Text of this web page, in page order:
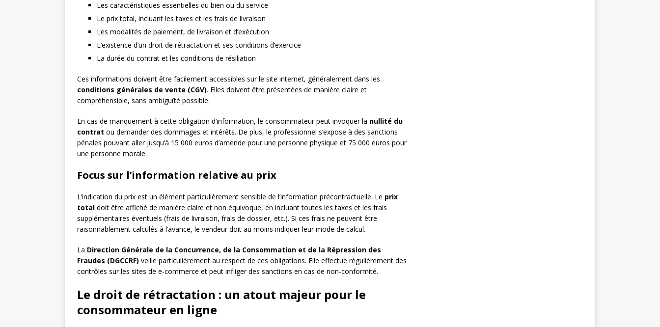
Les caractéristiques essentielles du bien ou du service
Le prix total, incluant les taxes et les frais de livraison
Les modalités de paiement, de livraison et d’exécution
L’existence d’un droit de rétractation et ses conditions d’exercice
La durée du contrat et les conditions de résiliation
Ces informations doivent être facilement accessibles sur le site internet, généralement dans les
conditions générales de vente (CGV). Elles doivent être présentées de manière claire et
compréhensible, sans ambiguïté possible.
En cas de manquement à cette obligation d’information, le consommateur peut invoquer la nullité du
contrat ou demander des dommages et intérêts. De plus, le professionnel s’expose à des sanctions
pénales pouvant aller jusqu’à 15 000 euros d’amende pour une personne physique et 75 000 euros pour
une personne morale.
Focus sur l’information relative au prix
L’indication du prix est un élément particulièrement sensible de l’information précontractuelle. Le prix
total doit être affiché de manière claire et non équivoque, en incluant toutes les taxes et les frais
supplémentaires éventuels (frais de livraison, frais de dossier, etc.). Si ces frais ne peuvent être
raisonnablement calculés à l’avance, le vendeur doit au moins indiquer leur mode de calcul.
La Direction Générale de la Concurrence, de la Consommation et de la Répression des
Fraudes (DGCCRF) veille particulièrement au respect de ces obligations. Elle effectue régulièrement des
contrôles sur les sites de e-commerce et peut infliger des sanctions en cas de non-conformité.
Le droit de rétractation : un atout majeur pour le
consommateur en ligne